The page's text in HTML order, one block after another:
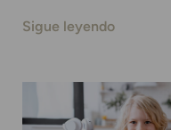
Sigue leyendo